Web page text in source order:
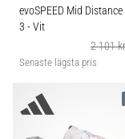
evoSPEED Mid
3 - Vit
2 101 kr
Senaste lägsta pris